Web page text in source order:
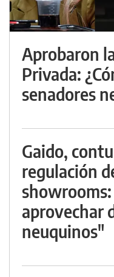
Aprobaron
Privada:
senadores
Gaido,
regulación
aprovechar
neuquinos"